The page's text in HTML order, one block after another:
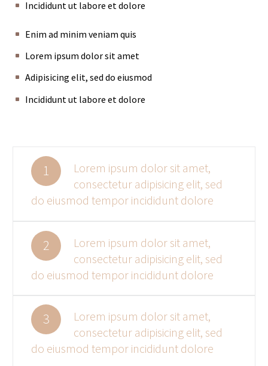
Incididunt ut labore et dolore
Enim ad minim veniam quis
Lorem ipsum dolor sit amet
Adipisicing elit, sed do eiusmod
Incididunt ut labore et dolore
1
Lorem ipsum dolor sit amet,
consectetur adipisicing elit, sed
do eiusmod tempor incididunt dolore
2
Lorem ipsum dolor sit amet,
consectetur adipisicing elit, sed
do eiusmod tempor incididunt dolore
3
Lorem ipsum dolor sit amet,
consectetur adipisicing elit, sed
do eiusmod tempor incididunt dolore